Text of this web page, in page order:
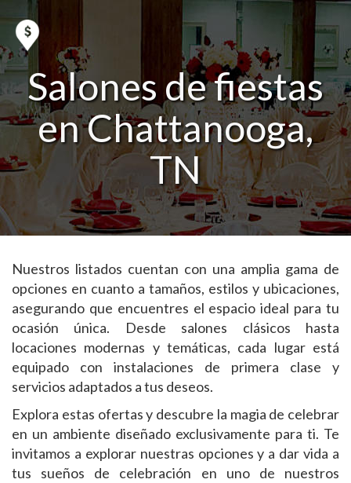
Salones de fiestas
en Chattanooga,
TN
Nuestros listados cuentan con una amplia gama de
opciones en cuanto a tamaños, estilos y ubicaciones,
asegurando que encuentres el espacio ideal para tu
ocasión única. Desde salones clásicos hasta
locaciones modernas y temáticas, cada lugar está
equipado con instalaciones de primera clase y
servicios adaptados a tus deseos.
Explora estas ofertas y descubre la magia de celebrar
en un ambiente diseñado exclusivamente para ti. Te
invitamos a explorar nuestras opciones y a dar vida a
tus sueños de celebración en uno de nuestros